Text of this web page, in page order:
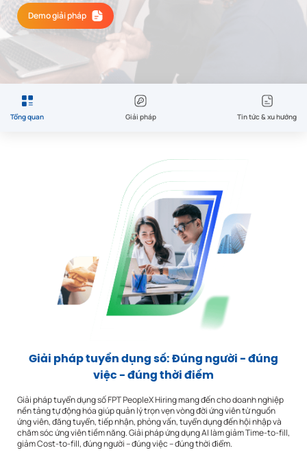
Demo giải pháp
Tổng quan Giải pháp Tin tức & xu hướng
Giải pháp tuyển dụng số: Đúng người - đúng
việc - đúng thời điểm
Giải pháp tuyển dụng số FPT PeopleX Hiring mang đến cho doanh nghiệp
nền tảng tự động hóa giúp quản lý trọn vẹn vòng đời ứng viên từ nguồn
ứng viên, đăng tuyển, tiếp nhận, phỏng vấn, tuyển dụng đến hội nhập và
chăm sóc ứng viên tiềm năng. Giải pháp ứng dụng AI làm giảm Time-to-fill,
giảm Cost-to-fill, đúng người – đúng việc – đúng thời điểm.